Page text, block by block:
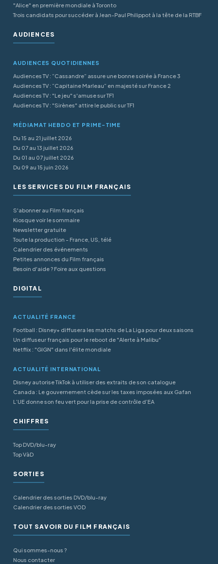
"Alice" en première mondiale à Toronto
Trois candidats pour succéder à Jean-Paul Philippot à la tête de la RTBF
AUDIENCES
AUDIENCES QUOTIDIENNES
Audiences TV : “Cassandre” assure une bonne soirée à France 3
Audiences TV : “Capitaine Marleau” en majesté sur France 2
Audiences TV : "Le jeu" s'amuse sur TF1
Audiences TV : "Sirènes" attire le public sur TF1
MÉDIAMAT HEBDO ET PRIME-TIME
Du 15 au 21 juillet 2026
Du 07 au 13 juillet 2026
Du 01 au 07 juillet 2026
Du 09 au 15 juin 2026
LES SERVICES DU FILM FRANÇAIS
S'abonner au Film français
Kiosque voir le sommaire
Newsletter gratuite
Toute la production - France, US, télé
Calendrier des événements
Petites annonces du Film français
Besoin d'aide ? Foire aux questions
DIGITAL
ACTUALITÉ FRANCE
Football : Disney+ diffusera les matchs de La Liga pour deux saisons
Un diffuseur français pour le reboot de "Alerte à Malibu"
Netflix : "GIGN" dans l'élite mondiale
ACTUALITÉ INTERNATIONAL
Disney autorise TikTok à utiliser des extraits de son catalogue
Canada : Le gouvernement cède sur les taxes imposées aux Gafan
L’UE donne son feu vert pour la prise de contrôle d’EA
CHIFFRES
Top DVD/blu-ray
Top VàD
SORTIES
Calendrier des sorties DVD/blu-ray
Calendrier des sorties VOD
TOUT SAVOIR DU FILM FRANÇAIS
Qui sommes-nous ?
Nous contacter